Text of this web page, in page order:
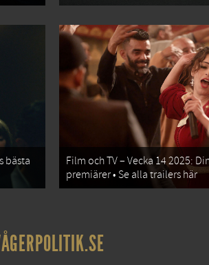
bästa
Film och TV – Vecka 14 2025:
premiärer • Se alla trailers här